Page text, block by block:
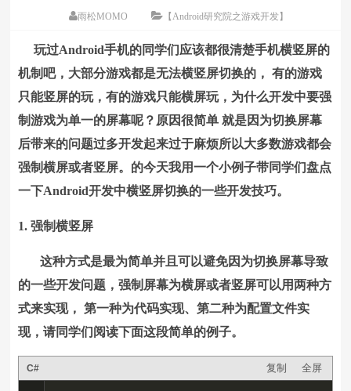
雨松MOMO
【Android研究院之游戏开发】
编辑日期：2012-05-05 字体：大中 小
玩过Android手机的同学们应该都很清楚手机横竖屏的
机制吧，大部分游戏都是无法横竖屏切换的， 有的游戏
只能竖屏的玩，有的游戏只能横屏玩，为什么开发中要强
制游戏为单一的屏幕呢？原因很简单 就是因为切换屏幕
后带来的问题过多开发起来过于麻烦所以大多数游戏都会
强制横屏或者竖屏。的今天我用一个小例子带同学们盘点
一下Android开发中横竖屏切换的一些开发技巧。
1. 强制横竖屏
这种方式是最为简单并且可以避免因为切换屏幕导致
的一些开发问题，强制屏幕为横屏或者竖屏可以用两种方
式来实现， 第一种为代码实现、第二种为配置文件实
现，请同学们阅读下面这段简单的例子。
C# 复制 全屏